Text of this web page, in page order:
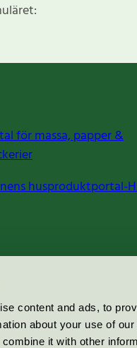
content and ads, to
about your use of
it with other
för massa, papper &
husproduktportal-